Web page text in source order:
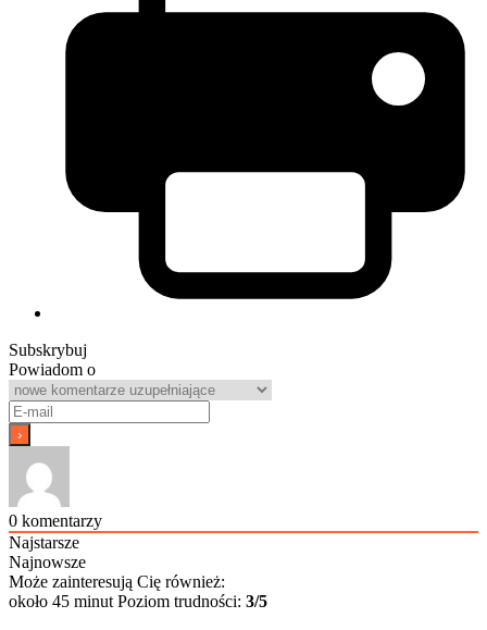
Subskrybuj
Powiadom o
0 komentarzy
Najstarsze
Najnowsze
Może zainteresują Cię również:
około 45 minut Poziom trudności: 3/5